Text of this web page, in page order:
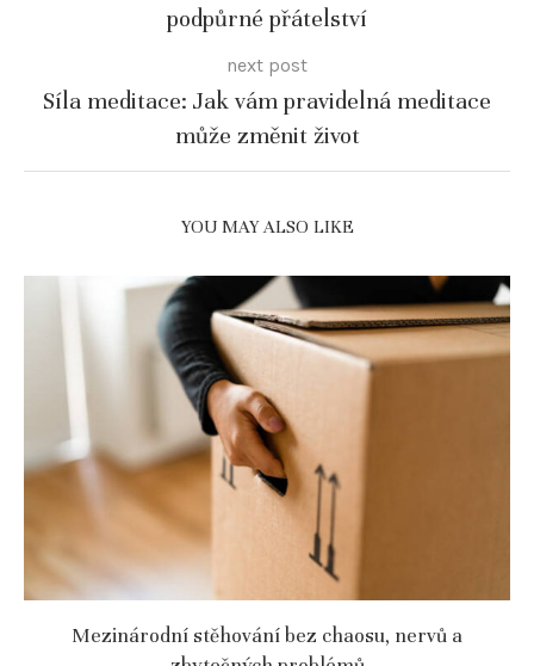
podpůrné přátelství
next post
Síla meditace: Jak vám pravidelná meditace
může změnit život
YOU MAY ALSO LIKE
Mezinárodní stěhování bez chaosu, nervů a